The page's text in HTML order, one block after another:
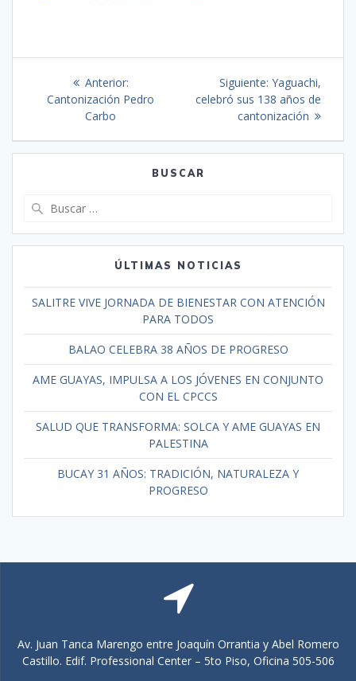
Anterior:
Cantonización Pedro
Carbo
Siguiente: Yaguachi,
celebró sus 138 años de
cantonización
BUSCAR
ÚLTIMAS NOTICIAS
SALITRE VIVE JORNADA DE BIENESTAR CON ATENCIÓN
PARA TODOS
BALAO CELEBRA 38 AÑOS DE PROGRESO
AME GUAYAS, IMPULSA A LOS JÓVENES EN CONJUNTO
CON EL CPCCS
SALUD QUE TRANSFORMA: SOLCA Y AME GUAYAS EN
PALESTINA
BUCAY 31 AÑOS: TRADICIÓN, NATURALEZA Y
PROGRESO
Av. Juan Tanca Marengo entre Joaquín Orrantia y Abel Romero
Castillo. Edif. Professional Center – 5to Piso, Oficina 505-506